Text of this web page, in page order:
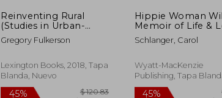
Reinventing Rural
(Studies in Urban-
Rural Dynamics) (en
Inglés)
Gregory Fulkerson
Lexington Books, 2018, Tapa
Blanda, Nuevo
Hippie Woman
Memoir of Life &
on an Oregon
Commune (en
Schlanger, Carol
Wyatt-MacKenzie
Publishing, Tapa
Nuevo